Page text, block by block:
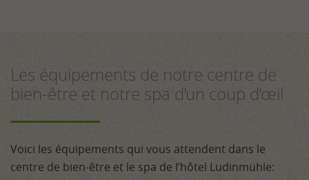
Les équipements de notre centre de
bien-être et notre spa d’un coup d’œil
Voici les équipements qui vous attendent dans le
centre de bien-être et le spa de l’hôtel Ludinmühle: